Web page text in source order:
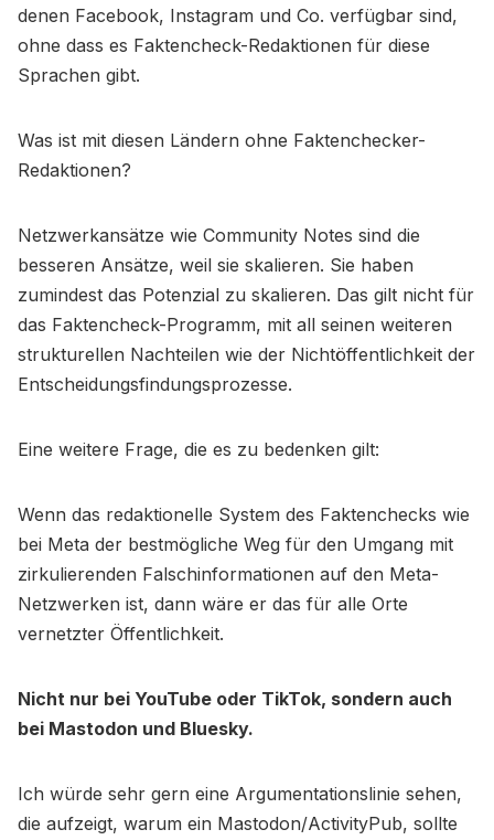
denen Facebook, Instagram und Co. verfügbar sind,
ohne dass es Faktencheck-Redaktionen für diese
Sprachen gibt.
Was ist mit diesen Ländern ohne Faktenchecker-
Redaktionen?
Netzwerkansätze wie Community Notes sind die
besseren Ansätze, weil sie skalieren. Sie haben
zumindest das Potenzial zu skalieren. Das gilt nicht für
das Faktencheck-Programm, mit all seinen weiteren
strukturellen Nachteilen wie der Nichtöffentlichkeit der
Entscheidungsfindungsprozesse.
Eine weitere Frage, die es zu bedenken gilt:
Wenn das redaktionelle System des Faktenchecks wie
bei Meta der bestmögliche Weg für den Umgang mit
zirkulierenden Falschinformationen auf den Meta-
Netzwerken ist, dann wäre er das für alle Orte
vernetzter Öffentlichkeit.
Nicht nur bei YouTube oder TikTok, sondern auch
bei Mastodon und Bluesky.
Ich würde sehr gern eine Argumentationslinie sehen,
die aufzeigt, warum ein Mastodon/ActivityPub, sollte